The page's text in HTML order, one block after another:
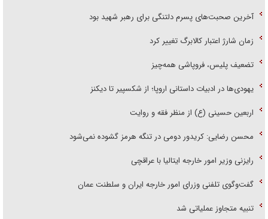
آخرین صحبت‌های پسرم دلتنگی برای رهبر شهید بود
زمان شارژ اعتبار کالابرگ تغییر کرد
تضعیف پلیس، فروپاشی همه‌چیز
یهودی‌ها در ادبیات داستانی اروپا؛ از شکسپیر تا دیکنز
اربعین حسینی (ع) از منظر فقه و روایت
محسن رضایی: کریدور دومی در تنگه هرمز گشوده نمی‌شود
رایزنی وزیر امور خارجه ایتالیا با عراقچی
گفت‌وگوی تلفنی وزرای امور خارجه ایران و سلطنت عمان
تنبیه متجاوز عملیاتی شد